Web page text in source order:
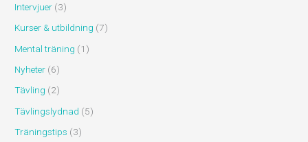
Intervjuer (3)
Kurser & utbildning (7)
Mental träning (1)
Nyheter (6)
Tävling (2)
Tävlingslydnad (5)
Träningstips (3)